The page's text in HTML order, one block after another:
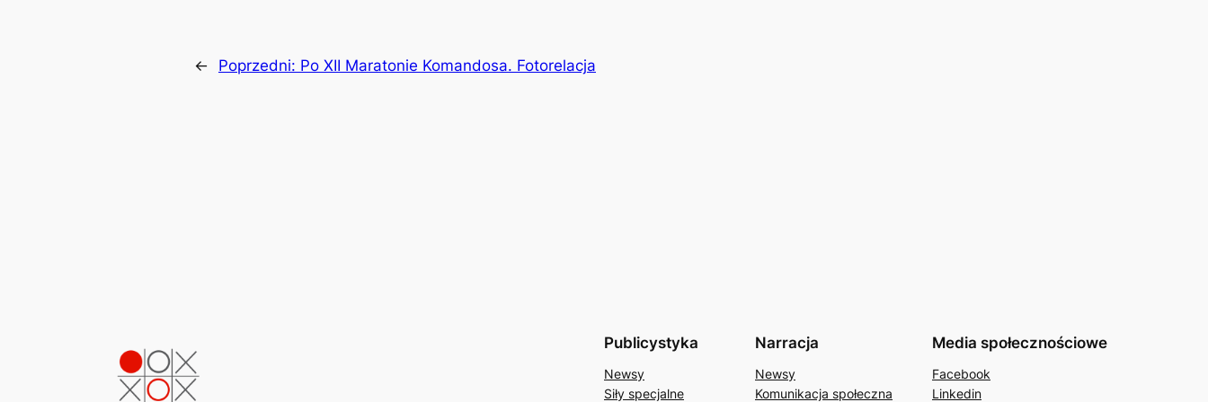
← Poprzedni: Po XII Maratonie Komandosa. Fotorelacja
Publicystyka
Newsy
Siły specjalne
Narracja
Newsy
Komunikacja społeczna
Media społecznościowe
Facebook
Linkedin